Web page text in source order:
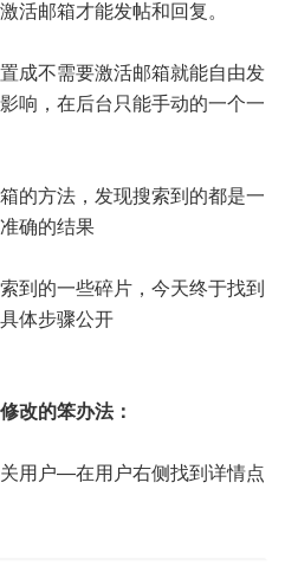
活邮箱才能发帖和回复。
成不需要激活邮箱就能自由发
响，在后台只能手动的一个一
的方法，发现搜索到的都是一
确的结果
到的一些碎片，今天终于找到
体步骤公开
改的笨办法：
用户—在用户右侧找到详情点